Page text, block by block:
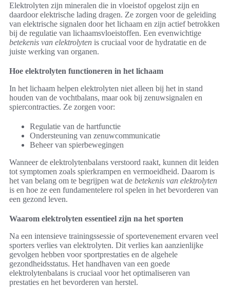
Elektrolyten zijn mineralen die in vloeistof opgelost zijn en
daardoor elektrische lading dragen. Ze zorgen voor de geleiding
van elektrische signalen door het lichaam en zijn actief betrokken
bij de regulatie van lichaamsvloeistoffen. Een evenwichtige
betekenis van elektrolyten is cruciaal voor de hydratatie en de
juiste werking van organen.
Hoe elektrolyten functioneren in het lichaam
In het lichaam helpen elektrolyten niet alleen bij het in stand
houden van de vochtbalans, maar ook bij zenuwsignalen en
spiercontracties. Ze zorgen voor:
Regulatie van de hartfunctie
Ondersteuning van zenuwcommunicatie
Beheer van spierbewegingen
Wanneer de elektrolytenbalans verstoord raakt, kunnen dit leiden
tot symptomen zoals spierkrampen en vermoeidheid. Daarom is
het van belang om te begrijpen wat de betekenis van elektrolyten
is en hoe ze een fundamentelere rol spelen in het bevorderen van
een gezond leven.
Waarom elektrolyten essentieel zijn na het sporten
Na een intensieve trainingssessie of sportevenement ervaren veel
sporters verlies van elektrolyten. Dit verlies kan aanzienlijke
gevolgen hebben voor sportprestaties en de algehele
gezondheidsstatus. Het handhaven van een goede
elektrolytenbalans is cruciaal voor het optimaliseren van
prestaties en het bevorderen van herstel.